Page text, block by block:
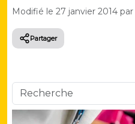
Modifié le 27 janvier 2014 par
Partager